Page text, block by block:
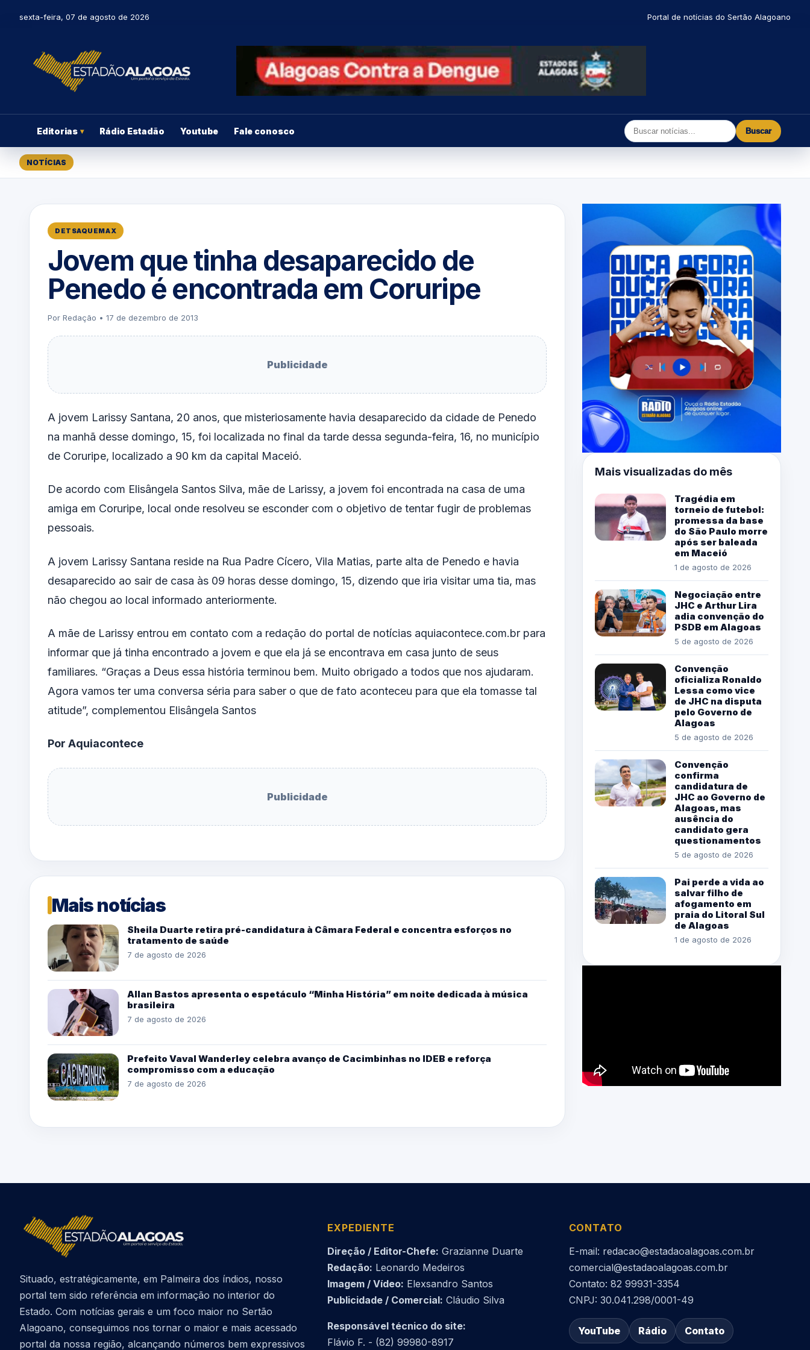
sexta-feira, 07 de agosto de 2026 Portal de notícias do Sertão Alagoano
Editorias ▾ Rádio Estadão Youtube Fale conosco Buscar
NOTÍCIAS
DETSAQUEMAX
Jovem que tinha desaparecido de
Penedo é encontrada em Coruripe
Por Redação • 17 de dezembro de 2013
Publicidade
A jovem Larissy Santana, 20 anos, que misteriosamente havia desaparecido da cidade de Penedo
na manhã desse domingo, 15, foi localizada no final da tarde dessa segunda-feira, 16, no município
de Coruripe, localizado a 90 km da capital Maceió.
De acordo com Elisângela Santos Silva, mãe de Larissy, a jovem foi encontrada na casa de uma
amiga em Coruripe, local onde resolveu se esconder com o objetivo de tentar fugir de problemas
pessoais.
A jovem Larissy Santana reside na Rua Padre Cícero, Vila Matias, parte alta de Penedo e havia
desaparecido ao sair de casa às 09 horas desse domingo, 15, dizendo que iria visitar uma tia, mas
não chegou ao local informado anteriormente.
A mãe de Larissy entrou em contato com a redação do portal de notícias aquiacontece.com.br para
informar que já tinha encontrado a jovem e que ela já se encontrava em casa junto de seus
familiares. “Graças a Deus essa história terminou bem. Muito obrigado a todos que nos ajudaram.
Agora vamos ter uma conversa séria para saber o que de fato aconteceu para que ela tomasse tal
atitude”, complementou Elisângela Santos
Por Aquiacontece
Publicidade
Mais notícias
Sheila Duarte retira pré-candidatura à Câmara Federal e concentra esforços no
tratamento de saúde
7 de agosto de 2026
Allan Bastos apresenta o espetáculo “Minha História” em noite dedicada à música
brasileira
7 de agosto de 2026
Prefeito Vaval Wanderley celebra avanço de Cacimbinhas no IDEB e reforça
compromisso com a educação
7 de agosto de 2026
Mais visualizadas do mês
Tragédia em
torneio de futebol:
promessa da base
do São Paulo morre
após ser baleada
em Maceió
1 de agosto de 2026
Negociação entre
JHC e Arthur Lira
adia convenção do
PSDB em Alagoas
5 de agosto de 2026
Convenção
oficializa Ronaldo
Lessa como vice
de JHC na disputa
pelo Governo de
Alagoas
5 de agosto de 2026
Convenção
confirma
candidatura de
JHC ao Governo de
Alagoas, mas
ausência do
candidato gera
questionamentos
5 de agosto de 2026
Pai perde a vida ao
salvar filho de
afogamento em
praia do Litoral Sul
de Alagoas
1 de agosto de 2026
Situado, estratégicamente, em Palmeira dos índios, nosso
portal tem sido referência em informação no interior do
Estado. Com notícias gerais e um foco maior no Sertão
Alagoano, conseguimos nos tornar o maior e mais acessado
portal da nossa região, alcançando números bem expressivos
EXPEDIENTE
Direção / Editor-Chefe: Grazianne Duarte
Redação: Leonardo Medeiros
Imagem / Vídeo: Elexsandro Santos
Publicidade / Comercial: Cláudio Silva
Responsável técnico do site:
Flávio F. - (82) 99980-8917
CONTATO
E-mail: redacao@estadaoalagoas.com.br
comercial@estadaoalagoas.com.br
Contato: 82 99931-3354
CNPJ: 30.041.298/0001-49
YouTube Rádio Contato